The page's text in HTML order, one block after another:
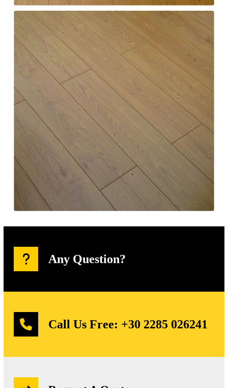
Any Question?
Call Us Free: +30 2285 026241